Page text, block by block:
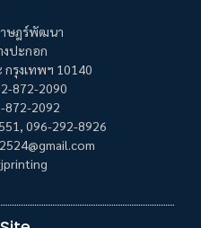
ษฎร์พัฒนา
งปะกอก
รุงเทพฯ 10140
872-2090
872-2092
096-292-8926